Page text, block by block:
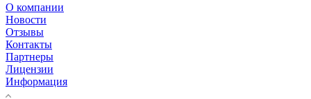
О компании
Новости
Отзывы
Контакты
Партнеры
Лицензии
Информация